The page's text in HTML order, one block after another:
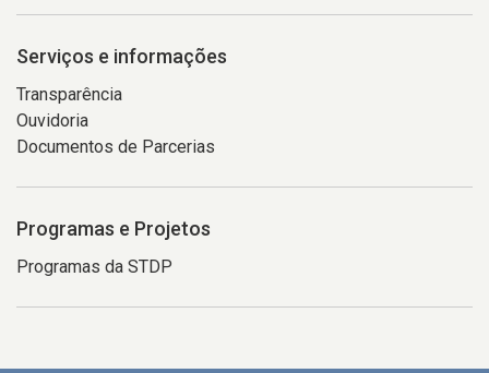
Serviços e informações
Transparência
Ouvidoria
Documentos de Parcerias
Programas e Projetos
Programas da STDP